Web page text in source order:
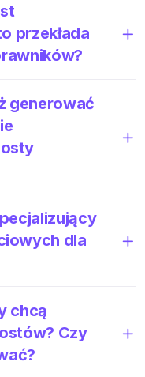
przekłada
generować
dla
chcą
Czy